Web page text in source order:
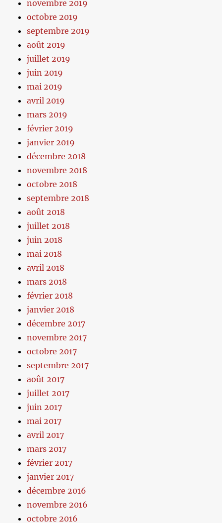
novembre 2019
octobre 2019
septembre 2019
août 2019
juillet 2019
juin 2019
mai 2019
avril 2019
mars 2019
février 2019
janvier 2019
décembre 2018
novembre 2018
octobre 2018
septembre 2018
août 2018
juillet 2018
juin 2018
mai 2018
avril 2018
mars 2018
février 2018
janvier 2018
décembre 2017
novembre 2017
octobre 2017
septembre 2017
août 2017
juillet 2017
juin 2017
mai 2017
avril 2017
mars 2017
février 2017
janvier 2017
décembre 2016
novembre 2016
octobre 2016